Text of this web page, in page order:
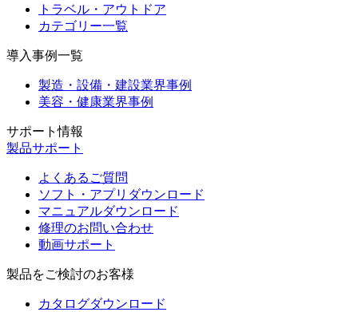
トラベル・アウトドア
カテゴリー一覧
導入事例一覧
製造・設備・建設業界事例
美容・健康業界事例
サポート情報
製品サポート
よくあるご質問
ソフト・アプリダウンロード
マニュアルダウンロード
修理のお問い合わせ
動画サポート
製品をご検討のお客様
カタログダウンロード